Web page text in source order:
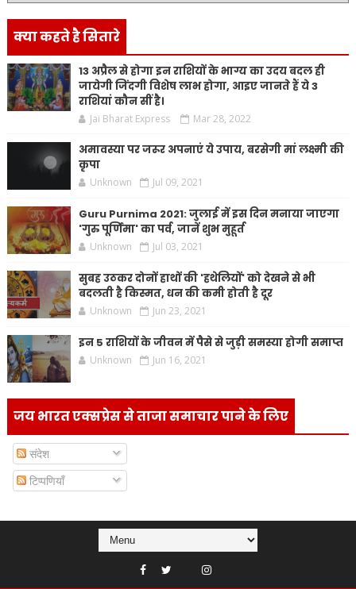
क्या कहते है सितारे
13 अप्रैल से होगा इन राशियों के भाग्य का उदय बदल ही
जायेगी जिंदगी विशेष लाभ होगा, आइए जानते हैं ये 3
राशियां कौन सीं है।
Jai Bharat Express Mar 28, 2022
अमावस्या पर जरूर अपनाएं ये उपाय, बरसेगी मां लक्ष्मी की
कृपा
Unknown Jul 09, 2021
Guru Purnima 2021: जुलाई में इस दिन मनाया जाएगा
'गुरु पूर्णिमा' का पर्व, जानें शुभ मुहूर्त
Unknown Jul 03, 2021
सुबह उठकर दोनों हाथों की 'हथेलियों' को देखने से भी
बदलती है किस्मत, धन की कमी होती है दूर
Unknown Jun 23, 2021
इन 5 राशियों के जीवन में पैसे से जुड़ी समस्या होगी समाप्त
Unknown Jun 16, 2021
जय भारत एक्सप्रेस से ताजा समाचार पाने के लिए
संदेश
टिप्पणियाँ